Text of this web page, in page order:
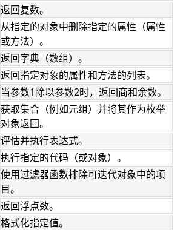
返回复数。
从指定的对象中删除指定的属性（属性
或方法）。
返回字典（数组）。
返回指定对象的属性和方法的列表。
当参数1除以参数2时，返回商和余数。
获取集合（例如元组）并将其作为枚举
对象返回。
评估并执行表达式。
执行指定的代码（或对象）。
使用过滤器函数排除可迭代对象中的项
目。
返回浮点数。
格式化指定值。